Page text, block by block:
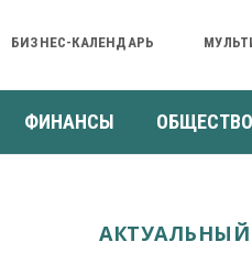
БИЗНЕС-КАЛЕНДАРЬ
ФИНАНСЫ ОБЩЕСТВО